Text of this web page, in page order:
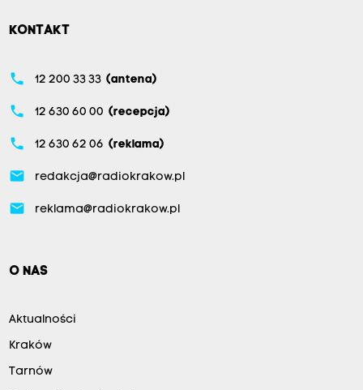
KONTAKT
phone 12 200 33 33 (antena)
phone 12 630 60 00 (recepcja)
phone 12 630 62 06 (reklama)
email redakcja@radiokrakow.pl
email reklama@radiokrakow.pl
O NAS
Aktualności
Kraków
Tarnów